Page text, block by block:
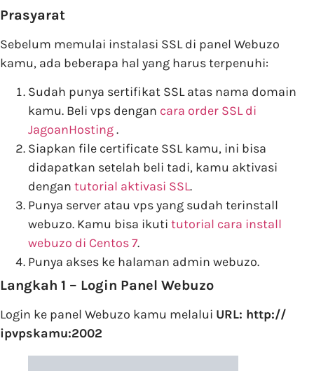
Prasyarat
Sebelum memulai instalasi SSL di panel Webuzo
kamu, ada beberapa hal yang harus terpenuhi:
Sudah punya sertifikat SSL atas nama domain
kamu. Beli vps dengan cara order SSL di
JagoanHosting.
Siapkan file certificate SSL kamu, ini bisa
didapatkan setelah beli tadi, kamu aktivasi
dengan tutorial aktivasi SSL.
Punya server atau vps yang sudah terinstall
webuzo. Kamu bisa ikuti tutorial cara install
webuzo di Centos 7.
Punya akses ke halaman admin webuzo.
Langkah 1 – Login Panel Webuzo
Login ke panel Webuzo kamu melalui URL: http://
ipvpskamu:2002